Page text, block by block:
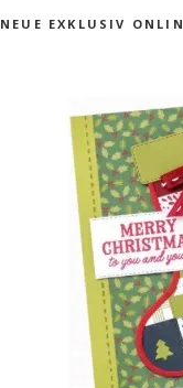
NEUE EXKLUSIV